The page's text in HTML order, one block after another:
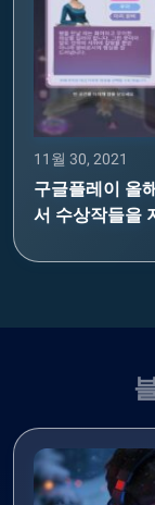
11월 30, 2021
구글플레이 올
서 수상작들을